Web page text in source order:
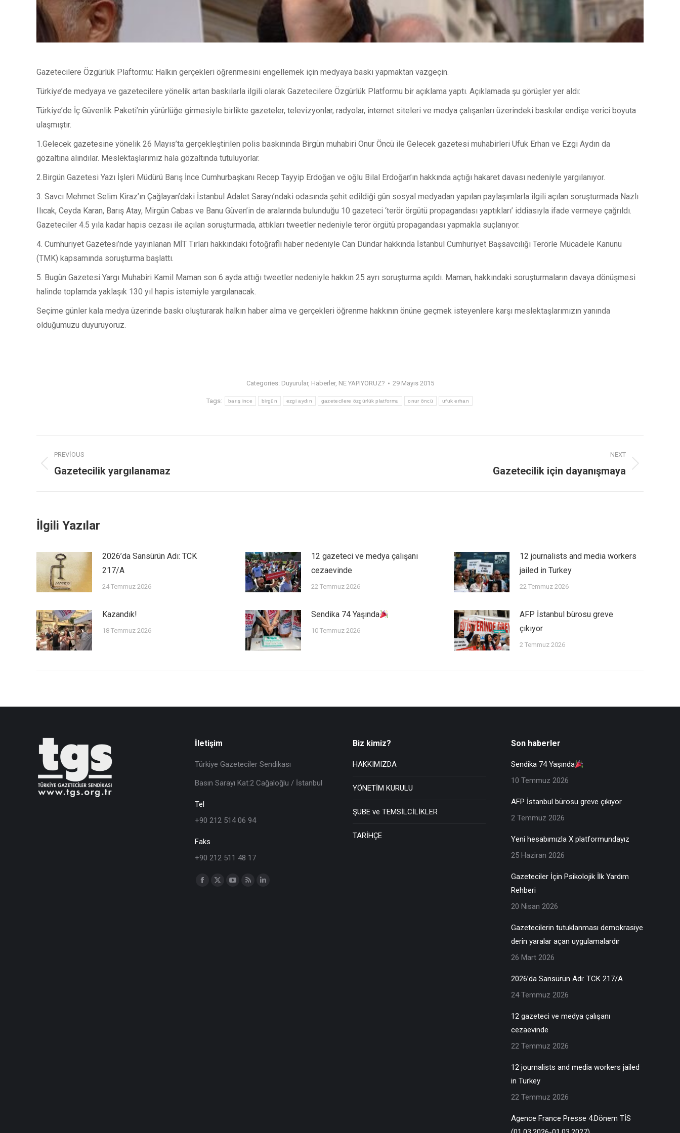
Gazetecilere Özgürlük Plaftormu: Halkın gerçekleri öğrenmesini engellemek için medyaya baskı yapmaktan vazgeçin.
Türkiye’de medyaya ve gazetecilere yönelik artan baskılarla ilgili olarak Gazetecilere Özgürlük Platformu bir açıklama yaptı. Açıklamada şu görüşler yer aldı:
Türkiye’de İç Güvenlik Paketi’nin yürürlüğe girmesiyle birlikte gazeteler, televizyonlar, radyolar, internet siteleri ve medya çalışanları üzerindeki baskılar endişe verici boyuta
ulaşmıştır.
1.Gelecek gazetesine yönelik 26 Mayıs’ta gerçekleştirilen polis baskınında Birgün muhabiri Onur Öncü ile Gelecek gazetesi muhabirleri Ufuk Erhan ve Ezgi Aydın da
gözaltına alındılar. Meslektaşlarımız hala gözaltında tutuluyorlar.
2.Birgün Gazetesi Yazı İşleri Müdürü Barış İnce Cumhurbaşkanı Recep Tayyip Erdoğan ve oğlu Bilal Erdoğan’ın hakkında açtığı hakaret davası nedeniyle yargılanıyor.
3. Savcı Mehmet Selim Kiraz’ın Çağlayan’daki İstanbul Adalet Sarayı’ndaki odasında şehit edildiği gün sosyal medyadan yapılan paylaşımlarla ilgili açılan soruşturmada Nazlı
Ilıcak, Ceyda Karan, Barış Atay, Mirgün Cabas ve Banu Güven’in de aralarında bulunduğu 10 gazeteci ‘terör örgütü propagandası yaptıkları’ iddiasıyla ifade vermeye çağrıldı.
Gazeteciler 4.5 yıla kadar hapis cezası ile açılan soruşturmada, attıkları tweetler nedeniyle terör örgütü propagandası yapmakla suçlanıyor.
4. Cumhuriyet Gazetesi’nde yayınlanan MİT Tırları hakkındaki fotoğraflı haber nedeniyle Can Dündar hakkında İstanbul Cumhuriyet Başsavcılığı Terörle Mücadele Kanunu
(TMK) kapsamında soruşturma başlattı.
5. Bugün Gazetesi Yargı Muhabiri Kamil Maman son 6 ayda attığı tweetler nedeniyle hakkın 25 ayrı soruşturma açıldı. Maman, hakkındaki soruşturmaların davaya dönüşmesi
halinde toplamda yaklaşık 130 yıl hapis istemiyle yargılanacak.
Seçime günler kala medya üzerinde baskı oluşturarak halkın haber alma ve gerçekleri öğrenme hakkının önüne geçmek isteyenlere karşı meslektaşlarımızın yanında
olduğumuzu duyuruyoruz.
Categories: Duyurular, Haberler, NE YAPIYORUZ? 29 Mayıs 2015
Tags: barış ince birgün ezgi aydın gazetecilere özgürlük platformu onur öncü ufuk erhan
PREVIOUS
Gazetecilik yargılanamaz
NEXT
Gazetecilik için dayanışmaya
İlgili Yazılar
2026’da Sansürün Adı: TCK
217/A
24 Temmuz 2026
12 gazeteci ve medya çalışanı
cezaevinde
22 Temmuz 2026
12 journalists and media workers
jailed in Turkey
22 Temmuz 2026
Kazandık!
18 Temmuz 2026
Sendika 74 Yaşında
10 Temmuz 2026
AFP İstanbul bürosu greve
çıkıyor
2 Temmuz 2026
İletişim
Türkiye Gazeteciler Sendikası
Basın Sarayı Kat:2 Cağaloğlu / İstanbul
Tel
+90 212 514 06 94
Faks
+90 212 511 48 17
Find us on:
Biz kimiz?
HAKKIMIZDA
YÖNETİM KURULU
ŞUBE ve TEMSİLCİLİKLER
TARİHÇE
Son haberler
Sendika 74 Yaşında
10 Temmuz 2026
AFP İstanbul bürosu greve çıkıyor
2 Temmuz 2026
Yeni hesabımızla X platformundayız
25 Haziran 2026
Gazeteciler İçin Psikolojik İlk Yardım
Rehberi
20 Nisan 2026
Gazetecilerin tutuklanması demokrasiye
derin yaralar açan uygulamalardır
26 Mart 2026
2026’da Sansürün Adı: TCK 217/A
24 Temmuz 2026
12 gazeteci ve medya çalışanı
cezaevinde
22 Temmuz 2026
12 journalists and media workers jailed
in Turkey
22 Temmuz 2026
Agence France Presse 4.Dönem TİS